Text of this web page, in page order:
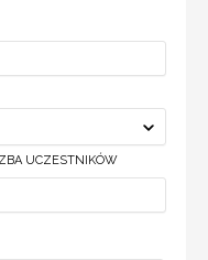
UCZESTNIKÓW